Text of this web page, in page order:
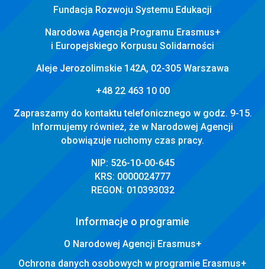
Fundacja Rozwoju Systemu Edukacji
Narodowa Agencja Programu Erasmus+
i Europejskiego Korpusu Solidarności
Aleje Jerozolimskie 142A, 02-305 Warszawa
+48 22 463 10 00
Zapraszamy do kontaktu telefonicznego w godz. 9-15.
Informujemy również, że w Narodowej Agencji
obowiązuje ruchomy czas pracy.
NIP: 526-10-00-645
KRS: 0000024777
REGON: 010393032
Informacje o programie
O Narodowej Agencji Erasmus+
Ochrona danych osobowych w programie Erasmus+